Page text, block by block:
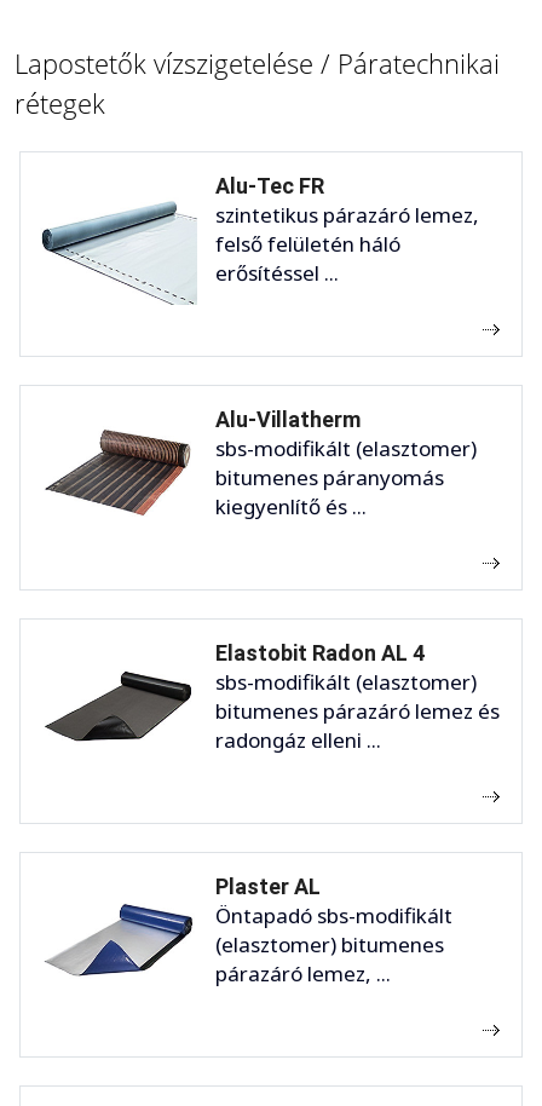
Lapostetők vízszigetelése / Páratechnikai
rétegek
Alu-Tec FR
szintetikus párazáró lemez,
felső felületén háló
erősítéssel ...
Alu-Villatherm
sbs-modifikált (elasztomer)
bitumenes páranyomás
kiegyenlítő és ...
Elastobit Radon AL 4
sbs-modifikált (elasztomer)
bitumenes párazáró lemez és
radongáz elleni ...
Plaster AL
Öntapadó sbs-modifikált
(elasztomer) bitumenes
párazáró lemez, ...